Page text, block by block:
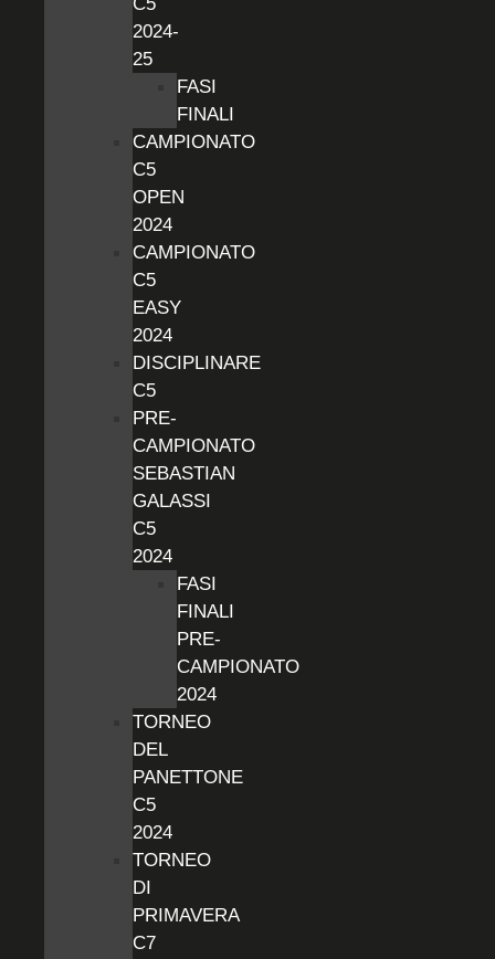
2024-
25
FASI
FINALI
CAMPIONATO
C5
OPEN
2024
CAMPIONATO
C5
EASY
2024
DISCIPLINARE
C5
PRE-
CAMPIONATO
SEBASTIAN
GALASSI
C5
2024
FASI
FINALI
PRE-
CAMPIONATO
2024
TORNEO
DEL
PANETTONE
C5
2024
TORNEO
DI
PRIMAVERA
C7